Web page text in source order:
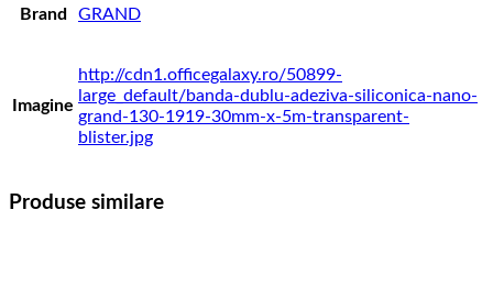
Brand GRAND
Imagine
http://cdn1.officegalaxy.ro/50899-
large_default/banda-dublu-adeziva-siliconica-nano-
grand-130-1919-30mm-x-5m-transparent-
blister.jpg
Produse similare